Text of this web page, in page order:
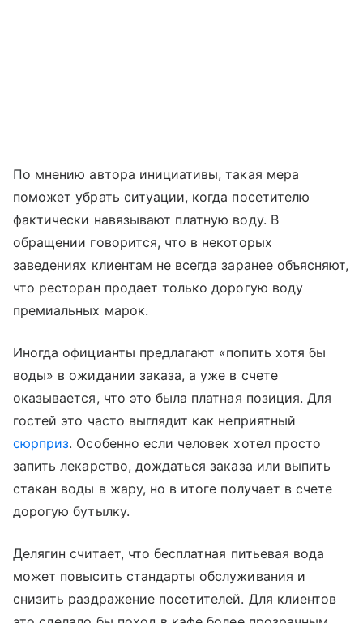
По мнению автора инициативы, такая мера
поможет убрать ситуации, когда посетителю
фактически навязывают платную воду. В
обращении говорится, что в некоторых
заведениях клиентам не всегда заранее объясняют,
что ресторан продает только дорогую воду
премиальных марок.
Иногда официанты предлагают «попить хотя бы
воды» в ожидании заказа, а уже в счете
оказывается, что это была платная позиция. Для
гостей это часто выглядит как неприятный
сюрприз. Особенно если человек хотел просто
запить лекарство, дождаться заказа или выпить
стакан воды в жару, но в итоге получает в счете
дорогую бутылку.
Делягин считает, что бесплатная питьевая вода
может повысить стандарты обслуживания и
снизить раздражение посетителей. Для клиентов